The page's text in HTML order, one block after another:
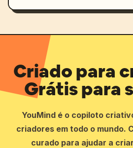
Criado para
Grátis para
YouMind é o copiloto
criadores em todo o mundo.
curado para ajudar a